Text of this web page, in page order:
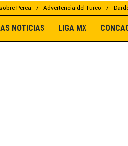
Perea Advertencia del Turco
NOTICIAS LIGA MX